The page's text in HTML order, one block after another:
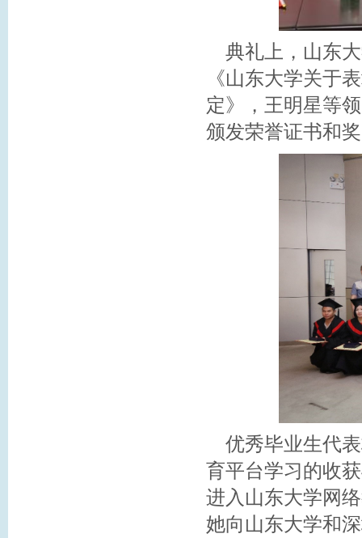
典礼上，山东大
《山东大学关于
定》，王明星等
颁发荣誉证书和
优秀毕业生代表
育平台学习的收
进入山东大学网
她向山东大学和